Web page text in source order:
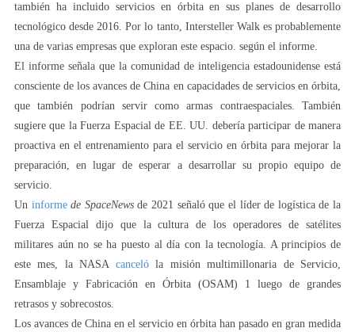
también ha incluido servicios en órbita en sus planes de desarrollo
tecnológico desde 2016. Por lo tanto, Intersteller Walk es probablemente
una de varias empresas que exploran este espacio. según el informe.
El informe señala que la comunidad de inteligencia estadounidense está
consciente de los avances de China en capacidades de servicios en órbita,
que también podrían servir como armas contraespaciales. También
sugiere que la Fuerza Espacial de EE. UU. debería participar de manera
proactiva en el entrenamiento para el servicio en órbita para mejorar la
preparación, en lugar de esperar a desarrollar su propio equipo de
servicio.
Un informede SpaceNewsde 2021 señaló que el líder de logística de la
Fuerza Espacial dijo que la cultura de los operadores de satélites
militares aún no se ha puesto al día con la tecnología. A principios de
este mes, la NASA cancelóla misión multimillonaria de Servicio,
Ensamblaje y Fabricación en Órbita (OSAM) 1 luego de grandes
retrasos y sobrecostos.
Los avances de China en el servicio en órbita han pasado en gran medida